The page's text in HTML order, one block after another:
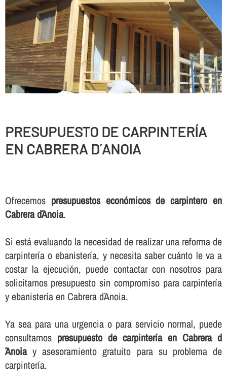
PRESUPUESTO DE CARPINTERÍ­A
EN CABRERA D´ANOIA
Ofrecemos presupuestos económicos de carpintero en
Cabrera d´Anoia.
Si está evaluando la necesidad de realizar una reforma de
carpinterí­a o ebanisterí­a, y necesita saber cuánto le va a
costar la ejecución, puede contactar con nosotros para
solicitarnos presupuesto sin compromiso para carpinterí­a
y ebanisterí­a en Cabrera d´Anoia.
Ya sea para una urgencia o para servicio normal, puede
consultarnos presupuesto de carpinterí­a en Cabrera d
´Anoiay asesoramiento gratuito para su problema de
carpinterí­a.